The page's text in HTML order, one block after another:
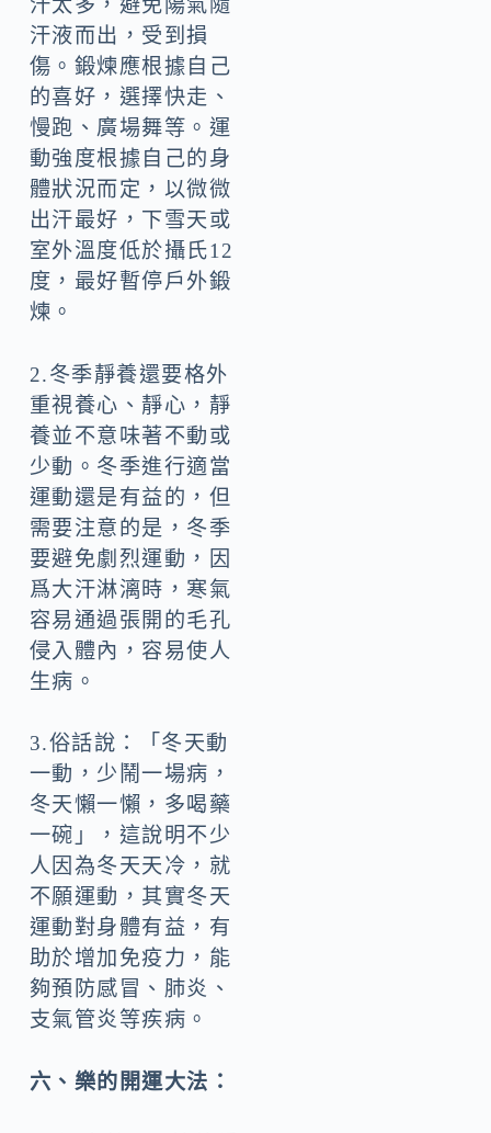
汗太多，避免陽氣隨
汗液而出，受到損
傷。鍛煉應根據自己
的喜好，選擇快走、
慢跑、廣場舞等。運
動強度根據自己的身
體狀況而定，以微微
出汗最好，下雪天或
室外溫度低於攝氏12
度，最好暫停戶外鍛
煉。
2.冬季靜養還要格外
重視養心、靜心，靜
養並不意味著不動或
少動。冬季進行適當
運動還是有益的，但
需要注意的是，冬季
要避免劇烈運動，因
爲大汗淋漓時，寒氣
容易通過張開的毛孔
侵入體內，容易使人
生病。
3.俗話說：「冬天動
一動，少鬧一場病，
冬天懶一懶，多喝藥
一碗」，這說明不少
人因為冬天天冷，就
不願運動，其實冬天
運動對身體有益，有
助於增加免疫力，能
夠預防感冒、肺炎、
支氣管炎等疾病。
六、樂的開運大法：